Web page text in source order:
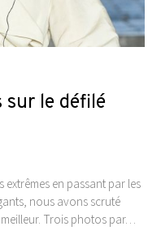
sur le défilé
extrêmes en passant par les
nous avons scruté
Trois photos par…